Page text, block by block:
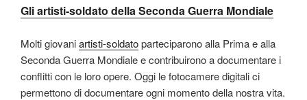
Gli artisti-soldato della Seconda Guerra Mondiale
Molti giovaniartisti-soldatoparteciparono alla Prima e alla
Seconda Guerra Mondiale e contribuirono a documentare i
conflitti con le loro opere. Oggi le fotocamere digitali ci
permettono di documentare ogni momento della nostra vita.